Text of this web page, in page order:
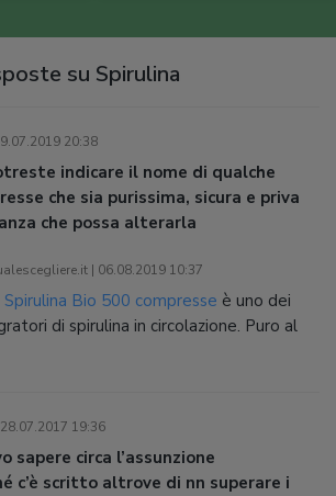
su Spirulina
20:38
indicare il nome di qualche
che sia purissima, sicura e priva
che possa alterarla
| 06.08.2019 10:37
Spirulina Bio 500 compresse è uno dei
di spirulina in circolazione. Puro al
19:36
sapere circa l’assunzione
c’è scritto altrove di nn superare i